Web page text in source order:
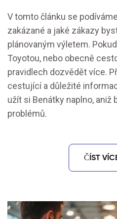
V tomto článku se
zakázané a jaké zákazy
plánovaným výletem.
Toyotou, nebo obecně
pravidlech dozvědět více.
cestující a důležité
užít si Benátky naplno, aniž
problémů.
ČÍST